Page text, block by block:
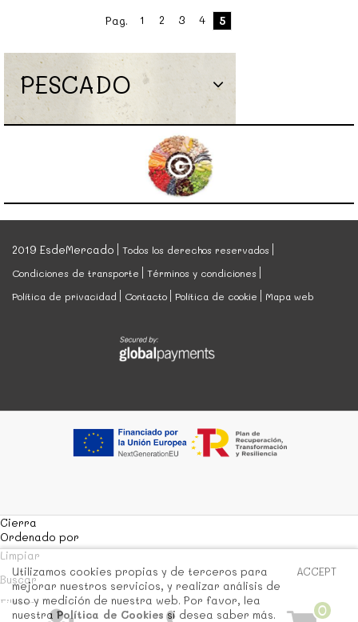
Pag. 1 2 3 4 5
PESCADO
0
2019 EsdeMercado
Todos los derechos reservados
Condiciones de transporte
Términos y condiciones
Política de privacidad
Contacto Política de cookie Mapa web
Cierra
Ordenado por
Limpiar
Buscar
Filtrar
ACCEPT
Utilizamos cookies propias y de terceros para
mejorar nuestros servicios, y realizar análisis de
uso y medición de nuestra web. Por favor, lea
nuestra Política de Cookies si desea saber más.